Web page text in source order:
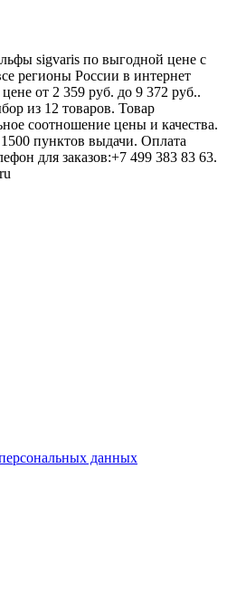
sigvaris по выгодной цене с
регионы России в интернет
от 2 359 руб. до 9 372 руб..
из 12 товаров. Товар
соотношение цены и качества.
пунктов выдачи. Оплата
для заказов:+7 499 383 83 63.
данных